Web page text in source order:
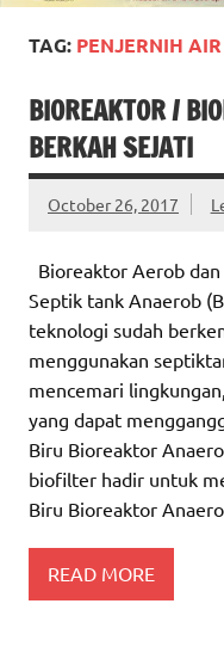
TAG: PENJERNIH
BIOREAKTOR /
BERKAH SEJATI
October 26, 2017
Bioreaktor Aerob
Septik tank Anaerob
teknologi sudah
menggunakan
mencemari
yang dapat
Biru Bioreaktor
biofilter hadir untuk
Biru Bioreaktor
READ MORE